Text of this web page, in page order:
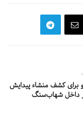
کشف منشاء پیدایش
داخل شهاب‌سنگ